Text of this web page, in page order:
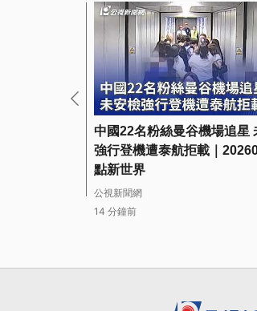
中國22名粉絲曼谷機場追星
強行登機遭泰航拒載｜
點新世界
公視新聞網
14 分鐘前